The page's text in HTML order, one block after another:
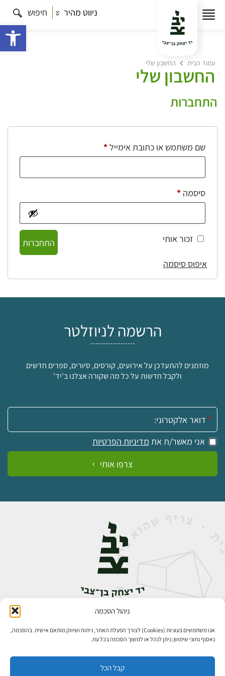
ניהול הסכמה
אנו משתמשים בעוגיות (Cookies) לצורך הפעלת האתר, ניתוח ושיווק מותאם אישית. בהסכמה,
נאסוף נתוני שימוש; ניתן לנהל או למשוך הסכמה בכל עת.
קבל הכל
ניווט מהיר חיפוש
עמוד הבית החשבון שלי
החשבון שלי
התחברות
שם משתמש או כתובת אימייל*חובה
סיסמה *חובה
זכור אותי
התחברות
איפוס סיסמה
הרשמה לניוזלטר
מוזמנים להתעדכן על אירועים, קורסים, סיורים, ספרים חדשים
ולקבל חדשות על כל מה שקורה אצלנו ב'יד'
אימייל:
אני מאשר/ת את מדיניות הפרטיות
צרפו אותי
אבן גבירול 14, רחביה, ירושלים